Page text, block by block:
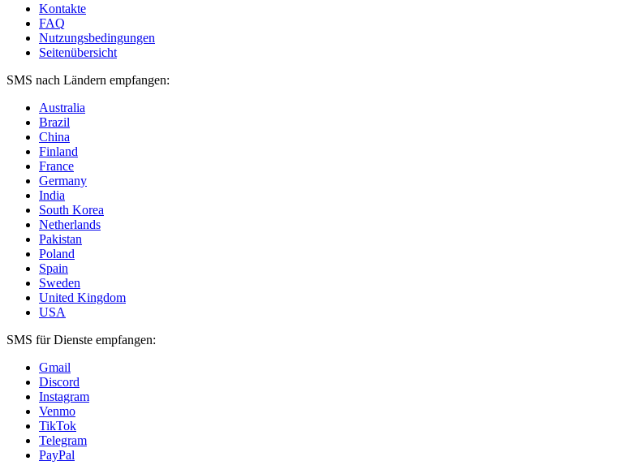
Kontakte
FAQ
Nutzungsbedingungen
Seitenübersicht
SMS nach Ländern empfangen:
Australia
Brazil
China
Finland
France
Germany
India
South Korea
Netherlands
Pakistan
Poland
Spain
Sweden
United Kingdom
USA
SMS für Dienste empfangen:
Gmail
Discord
Instagram
Venmo
TikTok
Telegram
PayPal